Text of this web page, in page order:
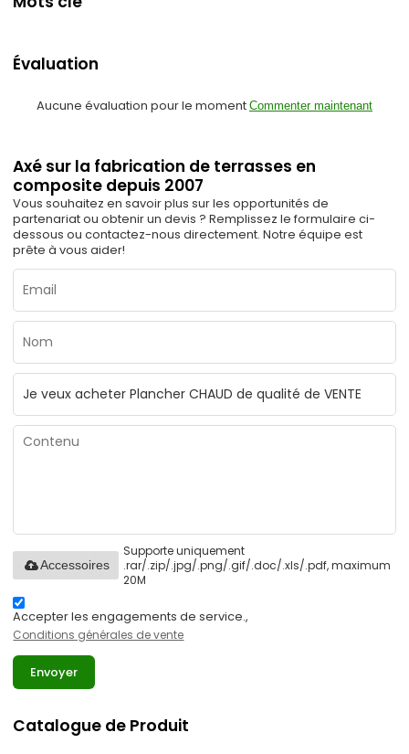
Évaluation
Aucune évaluation pour le moment Commenter maintenant
Axé sur la fabrication de terrasses en
composite depuis 2007
Vous souhaitez en savoir plus sur les opportunités de
partenariat ou obtenir un devis ? Remplissez le formulaire ci-
dessous ou contactez-nous directement. Notre équipe est
prête à vous aider!
Supporte uniquement
.rar/.zip/.jpg/.png/.gif/.doc/.xls/.pdf, maximum
20M
Accessoires
Accepter les engagements de service.,
Conditions générales de vente
Envoyer
Catalogue de Produit